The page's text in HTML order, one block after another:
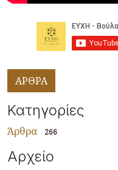
ΑΡΘΡΑ
Κατηγορίες
Άρθρα 266
Αρχείο